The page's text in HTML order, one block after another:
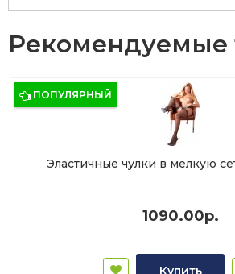
Рекомендуемые
ПОПУЛЯРНЫЙ
Эластичные чулки в мелкую
1090.00р.
Купить